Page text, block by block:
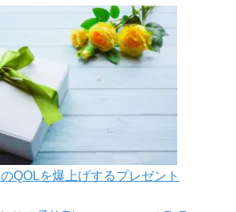
QOLを爆上げするプレゼント